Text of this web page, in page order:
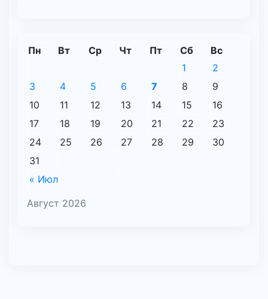
Август 2026
Пн Вт Ср Чт Пт Сб Вс
« Июл
1
2
3
4 5 6 7 8
9
10
11 12 13 14 15
16
17
18 19 20 21 22
23
24
25 26 27 28 29
30
31